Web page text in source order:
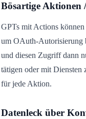
Bösartige Aktionen
GPTs mit Actions
um OAuth-Autorisierung
und diesen Zugriff dann
tätigen oder mit Diensten
für jede Aktion.
Datenleck über